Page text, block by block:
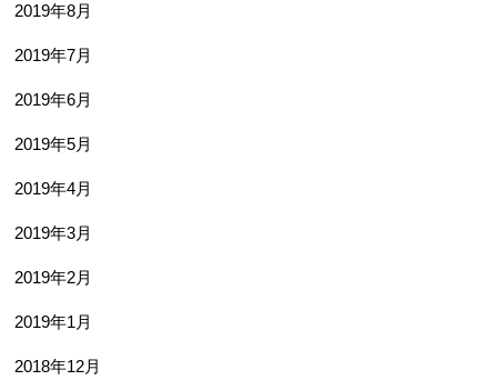
2019年8月
2019年7月
2019年6月
2019年5月
2019年4月
2019年3月
2019年2月
2019年1月
2018年12月